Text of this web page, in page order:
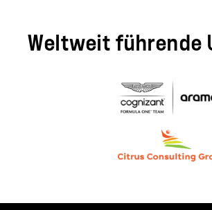
Weltweit führende